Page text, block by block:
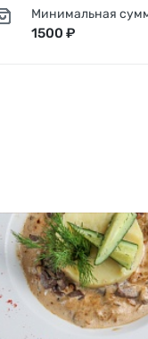
Минимальная
1500 ₽